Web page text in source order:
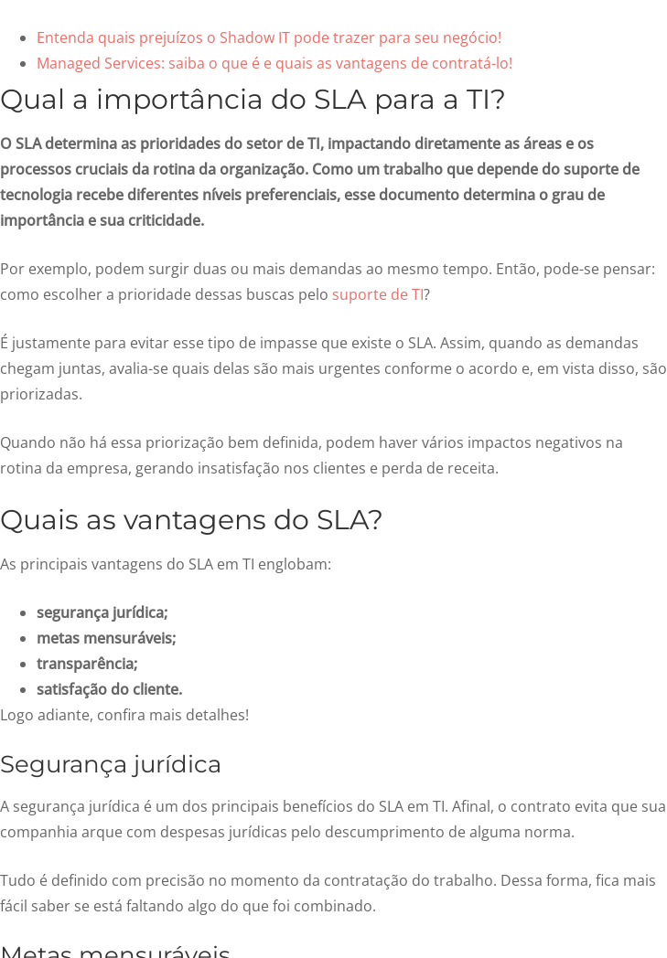
Entenda quais prejuízos o Shadow IT pode trazer para seu negócio!
Managed Services: saiba o que é e quais as vantagens de contratá-lo!
Qual a importância do SLA para a TI?
O SLA determina as prioridades do setor de TI, impactando diretamente as áreas e os
processos cruciais da rotina da organização. Como um trabalho que depende do suporte de
tecnologia recebe diferentes níveis preferenciais, esse documento determina o grau de
importância e sua criticidade.
Por exemplo, podem surgir duas ou mais demandas ao mesmo tempo. Então, pode-se pensar:
como escolher a prioridade dessas buscas pelo suporte de TI?
É justamente para evitar esse tipo de impasse que existe o SLA. Assim, quando as demandas
chegam juntas, avalia-se quais delas são mais urgentes conforme o acordo e, em vista disso, são
priorizadas.
Quando não há essa priorização bem definida, podem haver vários impactos negativos na
rotina da empresa, gerando insatisfação nos clientes e perda de receita.
Quais as vantagens do SLA?
As principais vantagens do SLA em TI englobam:
segurança jurídica;
metas mensuráveis;
transparência;
satisfação do cliente.
Logo adiante, confira mais detalhes!
Segurança jurídica
A segurança jurídica é um dos principais benefícios do SLA em TI. Afinal, o contrato evita que sua
companhia arque com despesas jurídicas pelo descumprimento de alguma norma.
Tudo é definido com precisão no momento da contratação do trabalho. Dessa forma, fica mais
fácil saber se está faltando algo do que foi combinado.